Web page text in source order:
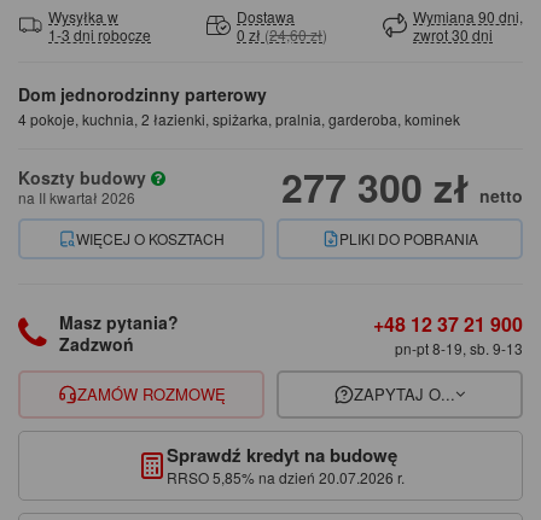
Dom jednorodzinny parterowy
4 pokoje, kuchnia, 2 łazienki, spiżarka, pralnia, garderoba, kominek
Koszty budowy
na II kwartał 2026 277 300 zł netto
WIĘCEJ O KOSZTACH PLIKI DO POBRANIA
Wysyłka w
1-3 dni robocze
Dostawa
0 zł (24,60 zł)
Wymiana 90 dni,
zwrot 30 dni
Masz pytania?
Zadzwoń
+48 12 37 21 900
pn-pt 8-19, sb. 9-13
ZAMÓW ROZMOWĘ ZAPYTAJ O...
Sprawdź kredyt na budowę
RRSO 5,85% na dzień 20.07.2026 r.